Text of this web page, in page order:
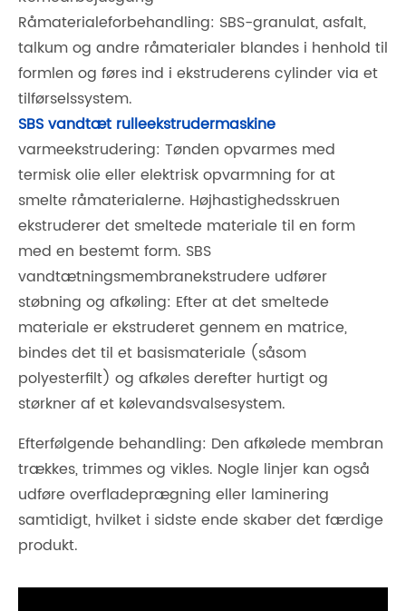
Råmaterialeforbehandling: SBS-granulat, asfalt,
talkum og andre råmaterialer blandes i henhold til
formlen og føres ind i ekstruderens cylinder via et
tilførselssystem.
SBS vandtæt rulleekstrudermaskine
varmeekstrudering: Tønden opvarmes med
termisk olie eller elektrisk opvarmning for at
smelte råmaterialerne. Højhastighedsskruen
ekstruderer det smeltede materiale til en form
med en bestemt form. SBS
vandtætningsmembranekstrudere udfører
støbning og afkøling: Efter at det smeltede
materiale er ekstruderet gennem en matrice,
bindes det til et basismateriale (såsom
polyesterfilt) og afkøles derefter hurtigt og
størkner af et kølevandsvalsesystem.
Efterfølgende behandling: Den afkølede membran
trækkes, trimmes og vikles. Nogle linjer kan også
udføre overfladeprægning eller laminering
samtidigt, hvilket i sidste ende skaber det færdige
produkt.